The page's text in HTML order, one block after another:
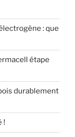
: que
étape
durablement
!